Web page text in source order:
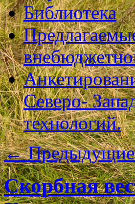
Библиотека
Северо-
технологий.
←Предыдущие
Скорбная